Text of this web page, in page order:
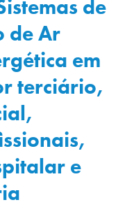
de
de Ar
em
terciário,
e